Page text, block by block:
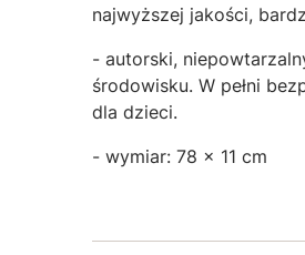
najwyższej jakości,
- autorski,
środowisku. W pełni
dla dzieci.
- wymiar: 78 x 11 cm